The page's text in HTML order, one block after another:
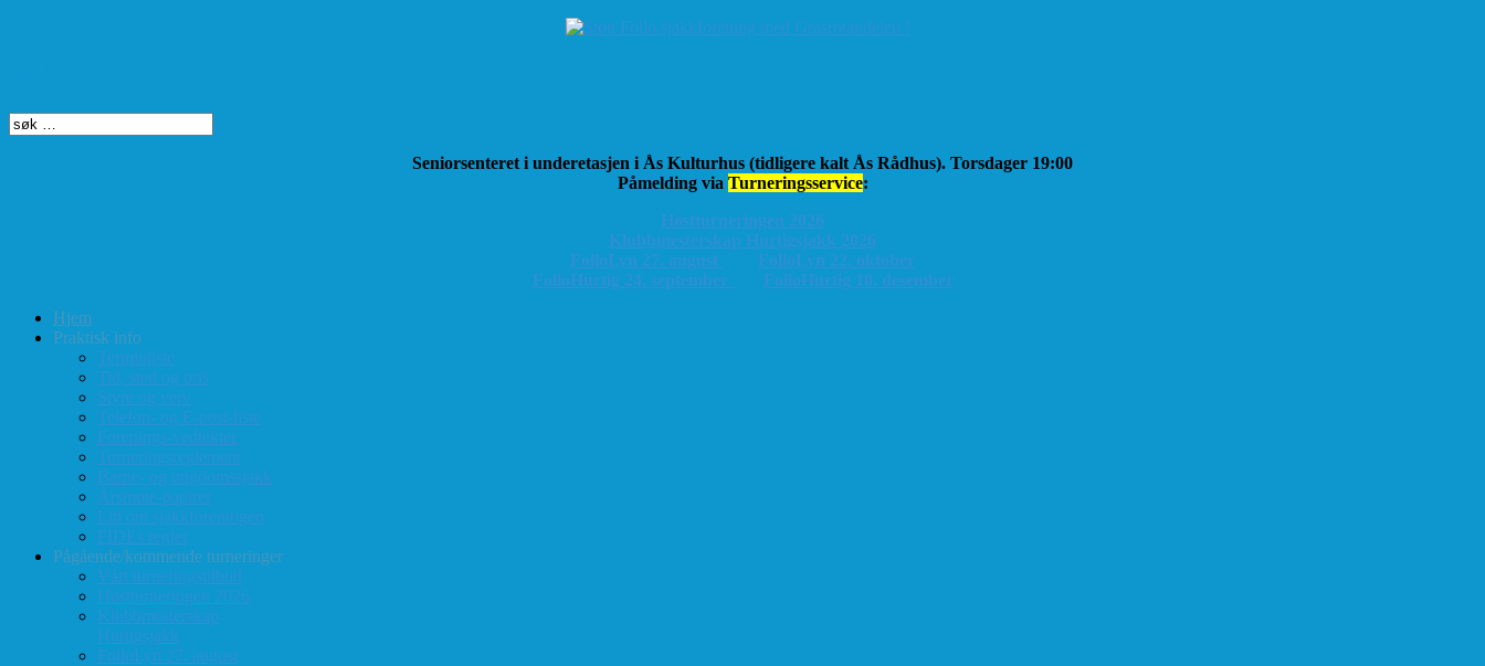
Seniorsenteret i underetasjen i Ås Kulturhus (tidligere kalt Ås Rådhus). Torsdager 19:00
Påmelding via Turneringsservice:
Høstturneringen 2026
Klubbmesterskap Hurtigsjakk 2026
FolloLyn 27. august
FolloLyn 22. oktober
FolloHurtig 24. september
FolloHurtig 10. desember
Hjem
Praktisk info
Terminliste
Tid, sted og pris
Styre og verv
Telefon- og E-post-liste
Forenings-vedtekter
Turneringsreglement
Barne- og ungdomssjakk
Årsmøte-papirer
Litt om sjakkforeningen
FIDEs regler
Pågående/kommende turneringer
Vårt turneringstilbud
Høstturneringen 2026
Klubbmesterskap
Hurtigsjakk
FolloLyn 27. august